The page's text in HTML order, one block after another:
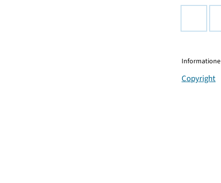
Copyright